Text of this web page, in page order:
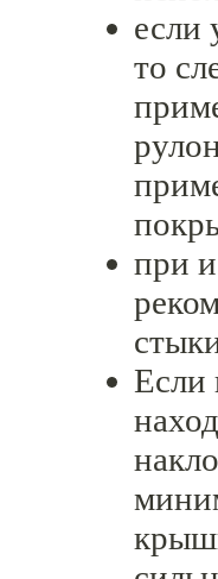
если
то
при
Если